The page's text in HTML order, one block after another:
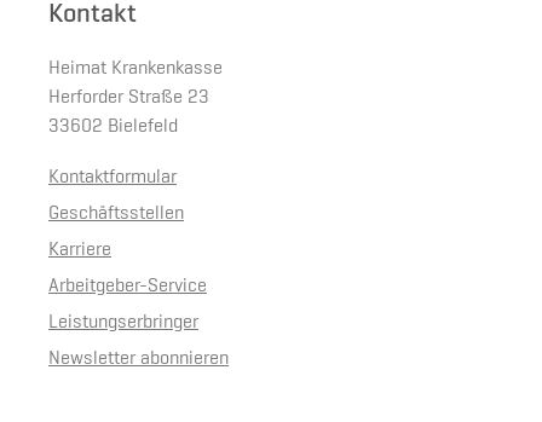
Kontakt
Heimat Krankenkasse
Herforder Straße 23
33602 Bielefeld
Kontaktformular
Geschäftsstellen
Karriere
Arbeitgeber-Service
Leistungserbringer
Newsletter abonnieren